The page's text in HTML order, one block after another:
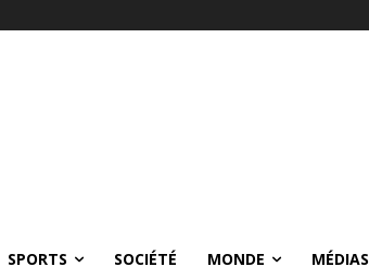
SPORTS SOCIÉTÉ MONDE MÉDIAS